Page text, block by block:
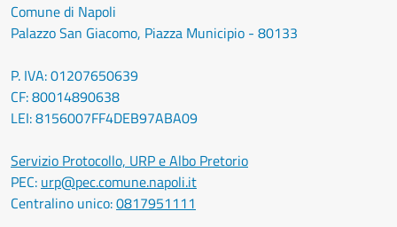
Comune di Napoli
Palazzo San Giacomo, Piazza Municipio - 80133
P. IVA: 01207650639
CF: 80014890638
LEI: 8156007FF4DEB97ABA09
Servizio Protocollo, URP e Albo Pretorio
PEC: urp@pec.comune.napoli.it
Centralino unico:0817951111